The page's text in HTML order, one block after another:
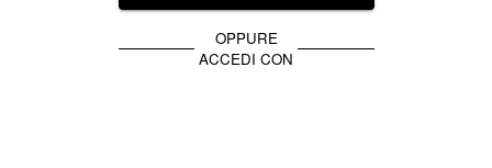
OPPURE
ACCEDI CON